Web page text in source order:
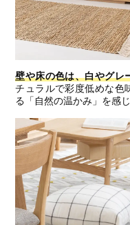
壁や床の色は、白やグレ
チュラルで彩度低めな色
る「自然の温かみ」を感